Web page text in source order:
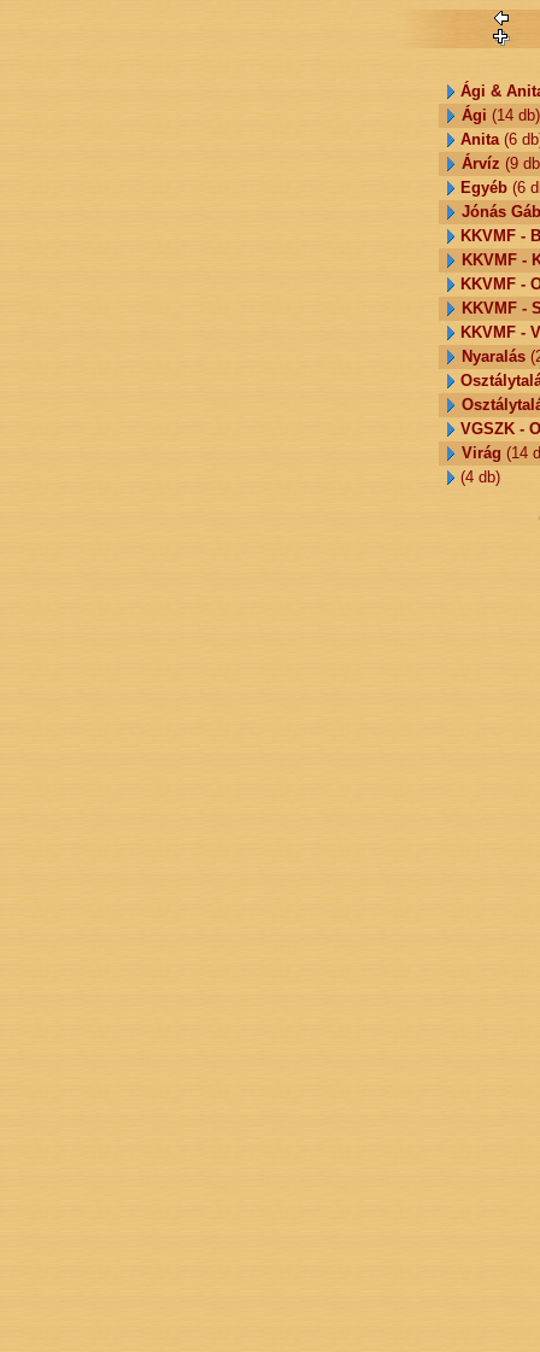
Ági &
Ági (14 db)
Anita(6
Árvíz (9
Egyéb(6
Jónás
KKVMF -
KKVMF -
KKVMF -
KKVMF -
KKVMF -
Nyaralás
VGSZK -
Virág (14
(4 db)